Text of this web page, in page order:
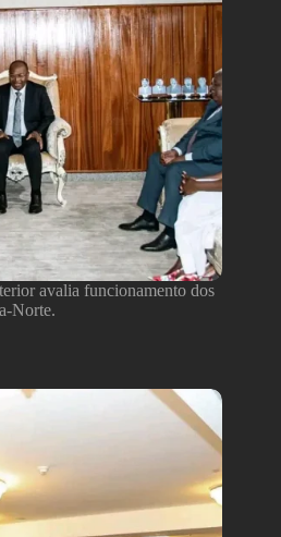
avalia funcionamento dos
Norte.